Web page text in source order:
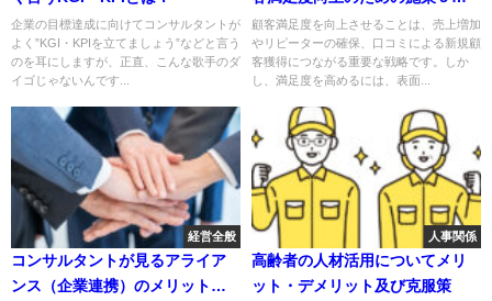
企業の目標達成に向けてコンサルタントが
よく”KGI・KPIを立てましょう”などと言う
のを耳にしますが、正直、こんな歌手のダ
イゴじゃないんです...
選！
顧客満足度を向上させることは、売上増加
やリピーターの確保、口コミによる新規顧
客獲得につながる重要な戦略です。しか
し、満足度を高めるには、表面...
経営全般
コンサルタントが見るアライア
ンス（企業連携）のメリット＆
人事関係
高齢者の人材活用についてメリ
ット・デメリット及び克服策